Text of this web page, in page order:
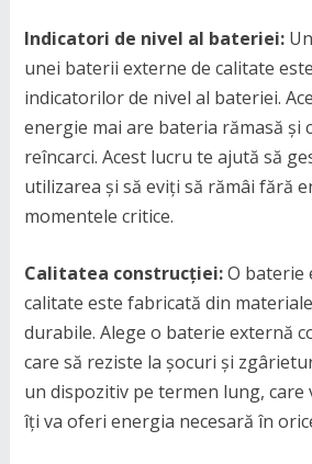
Indicatori de nivel al bateriei:
unei baterii externe de calitate
indicatorilor de nivel al bateriei.
energie mai are bateria rămasă și
reîncarci. Acest lucru te ajută să
utilizarea și să eviți să rămâi fără
momentele critice.
Calitatea construcției:O baterie
calitate este fabricată din
durabile. Alege o baterie externă
care să reziste la șocuri și
un dispozitiv pe termen lung, care
îți va oferi energia necesară în